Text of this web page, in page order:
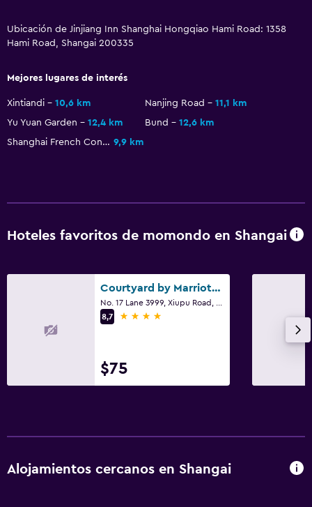
Ubicación de Jinjiang Inn Shanghai Hongqiao Hami Road: 1358
Hami Road, Shangai 200335
Mejores lugares de interés
Xintiandi 10,6 km Nanjing Road
11,1 km
Yu Yuan Garden
12,4 km Bund
12,6 km
Shanghai French Concession 9,9 km
Hoteles favoritos de momondo en Shangai
Courtyard by Marriott Shanghai International Tourism and Resorts Zone
8,7
4 estrellas
$75
Alojamientos cercanos en Shangai